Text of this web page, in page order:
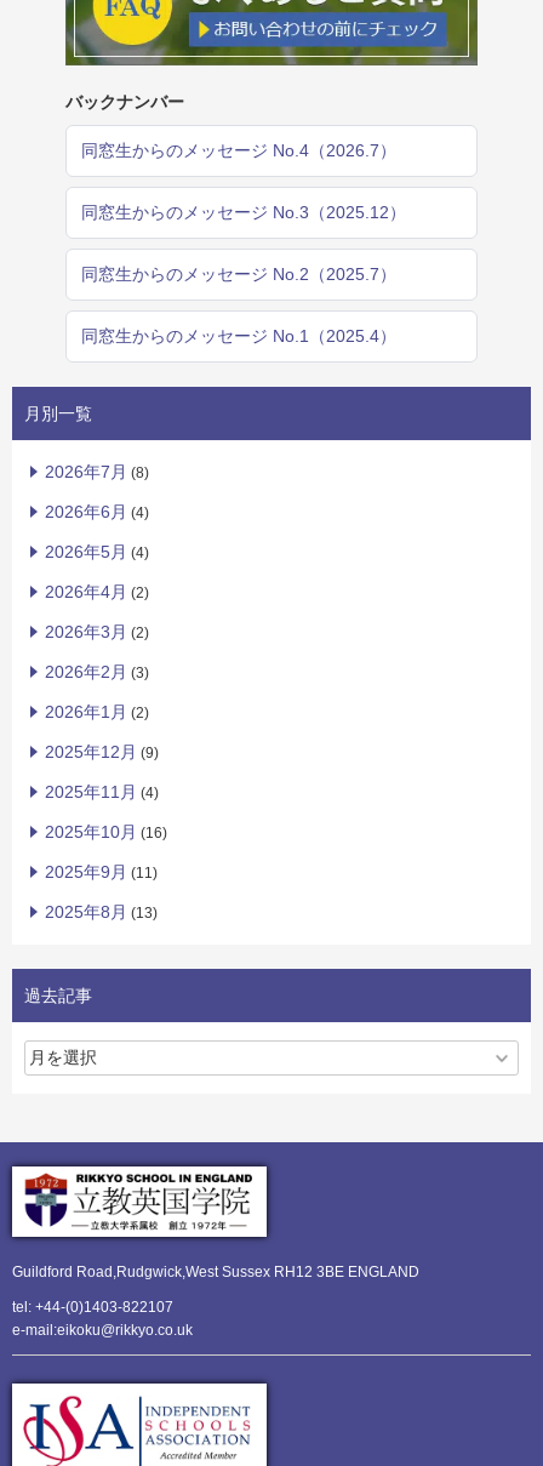
バックナンバー
同窓生からのメッセージ No.4（2026.7）
同窓生からのメッセージ No.3（2025.12）
同窓生からのメッセージ No.2（2025.7）
同窓生からのメッセージ No.1（2025.4）
月別一覧
2026年7月 (8)
2026年6月 (4)
2026年5月 (4)
2026年4月 (2)
2026年3月 (2)
2026年2月 (3)
2026年1月 (2)
2025年12月 (9)
2025年11月 (4)
2025年10月 (16)
2025年9月 (11)
2025年8月 (13)
過去記事
Guildford Road,Rudgwick,West Sussex RH12 3BE ENGLAND
tel: +44-(0)1403-822107
e-mail:eikoku@rikkyo.co.uk